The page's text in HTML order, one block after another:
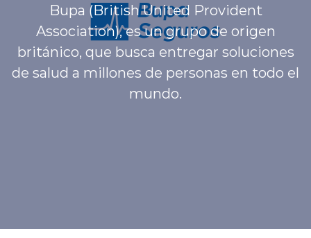
Centro de Ayuda
modo claro
Bupa (British United Provident
Association), es un grupo de origen
británico, que busca entregar soluciones
de salud a millones de personas en todo el
mundo.